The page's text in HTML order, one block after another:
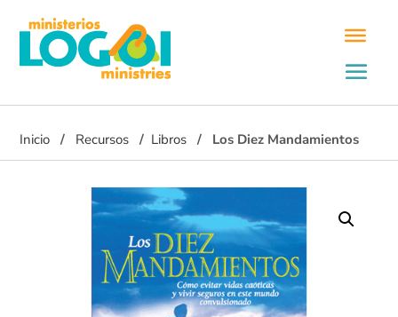
Inicio Recursos Libros Los Diez Mandamientos